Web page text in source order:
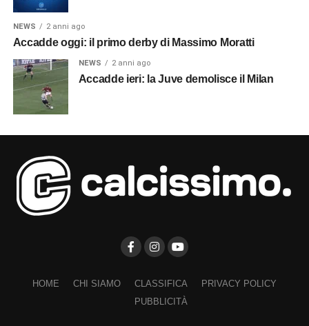
NEWS 2 anni ago
Accadde oggi: il primo derby di Massimo Moratti
NEWS 2 anni ago
Accadde ieri: la Juve demolisce il Milan
HOME CHI SIAMO CLASSIFICA
PRIVACY POLICY
PUBBLICITÀ